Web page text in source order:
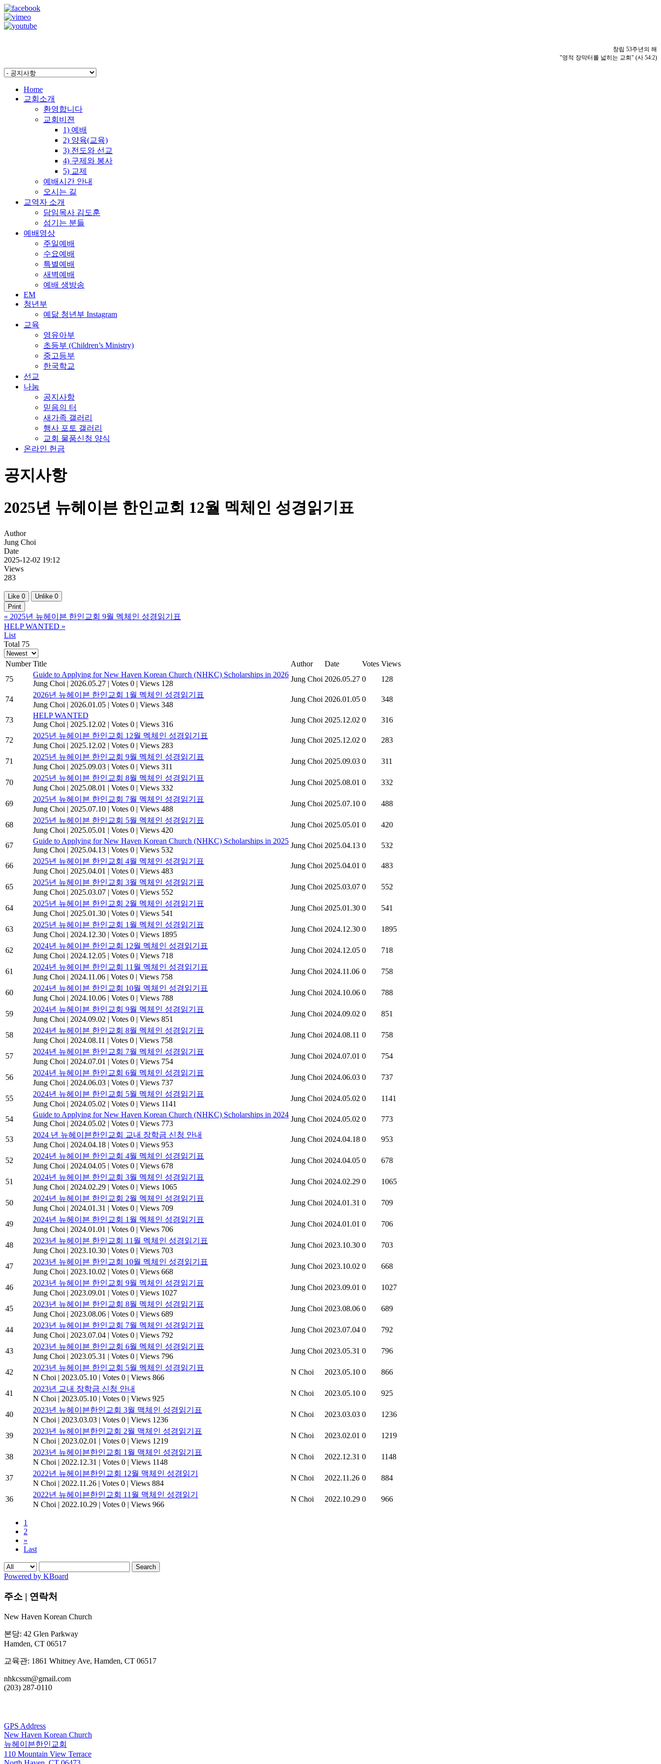
창립 53주년의 해
"영적 장막터를 넓히는 교회" (사 54:2)
Home
교회소개
환영합니다
교회비젼
1) 예배
2) 양육(교육)
3) 전도와 선교
4) 구제와 봉사
5) 교제
예배시간 안내
오시는 길
교역자 소개
담임목사 김도훈
섬기는 분들
예배영상
주일예배
수요예배
특별예배
새벽예배
예배 생방송
EM
청년부
예닮 청년부 Instagram
교육
영유아부
초등부 (Children’s Ministry)
중고등부
한국학교
선교
나눔
공지사항
믿음의 터
새가족 갤러리
행사 포토 갤러리
교회 물품신청 양식
온라인 헌금
공지사항
2025년 뉴헤이븐 한인교회 12월 멕체인 성경읽기표
Author
Jung Choi
Date
2025-12-02 19:12
Views
283
Like 0 Unlike 0
Print
« 2025년 뉴헤이븐 한인교회 9월 멕체인 성경읽기표
HELP WANTED »
List
Total 75
Number Title Author Date Votes Views
75
Guide to Applying for New Haven Korean Church (NHKC) Scholarships in 2026
Jung Choi | 2026.05.27 | Votes 0 | Views 128
Jung Choi 2026.05.27 0 128
74
2026년 뉴헤이븐 한인교회 1월 멕체인 성경읽기표
Jung Choi | 2026.01.05 | Votes 0 | Views 348
Jung Choi 2026.01.05 0 348
73
HELP WANTED
Jung Choi | 2025.12.02 | Votes 0 | Views 316
Jung Choi 2025.12.02 0 316
72
2025년 뉴헤이븐 한인교회 12월 멕체인 성경읽기표
Jung Choi | 2025.12.02 | Votes 0 | Views 283
Jung Choi 2025.12.02 0 283
71
2025년 뉴헤이븐 한인교회 9월 멕체인 성경읽기표
Jung Choi | 2025.09.03 | Votes 0 | Views 311
Jung Choi 2025.09.03 0 311
70
2025년 뉴헤이븐 한인교회 8월 멕체인 성경읽기표
Jung Choi | 2025.08.01 | Votes 0 | Views 332
Jung Choi 2025.08.01 0 332
69
2025년 뉴헤이븐 한인교회 7월 멕체인 성경읽기표
Jung Choi | 2025.07.10 | Votes 0 | Views 488
Jung Choi 2025.07.10 0 488
68
2025년 뉴헤이븐 한인교회 5월 멕체인 성경읽기표
Jung Choi | 2025.05.01 | Votes 0 | Views 420
Jung Choi 2025.05.01 0 420
67
Guide to Applying for New Haven Korean Church (NHKC) Scholarships in 2025
Jung Choi | 2025.04.13 | Votes 0 | Views 532
Jung Choi 2025.04.13 0 532
66
2025년 뉴헤이븐 한인교회 4월 멕체인 성경읽기표
Jung Choi | 2025.04.01 | Votes 0 | Views 483
Jung Choi 2025.04.01 0 483
65
2025년 뉴헤이븐 한인교회 3월 멕체인 성경읽기표
Jung Choi | 2025.03.07 | Votes 0 | Views 552
Jung Choi 2025.03.07 0 552
64
2025년 뉴헤이븐 한인교회 2월 멕체인 성경읽기표
Jung Choi | 2025.01.30 | Votes 0 | Views 541
Jung Choi 2025.01.30 0 541
63
2025년 뉴헤이븐 한인교회 1월 멕체인 성경읽기표
Jung Choi | 2024.12.30 | Votes 0 | Views 1895
Jung Choi 2024.12.30 0 1895
62
2024년 뉴헤이븐 한인교회 12월 멕체인 성경읽기표
Jung Choi | 2024.12.05 | Votes 0 | Views 718
Jung Choi 2024.12.05 0 718
61
2024년 뉴헤이븐 한인교회 11월 멕체인 성경읽기표
Jung Choi | 2024.11.06 | Votes 0 | Views 758
Jung Choi 2024.11.06 0 758
60
2024년 뉴헤이븐 한인교회 10월 멕체인 성경읽기표
Jung Choi | 2024.10.06 | Votes 0 | Views 788
Jung Choi 2024.10.06 0 788
59
2024년 뉴헤이븐 한인교회 9월 멕체인 성경읽기표
Jung Choi | 2024.09.02 | Votes 0 | Views 851
Jung Choi 2024.09.02 0 851
58
2024년 뉴헤이븐 한인교회 8월 멕체인 성경읽기표
Jung Choi | 2024.08.11 | Votes 0 | Views 758
Jung Choi 2024.08.11 0 758
57
2024년 뉴헤이븐 한인교회 7월 멕체인 성경읽기표
Jung Choi | 2024.07.01 | Votes 0 | Views 754
Jung Choi 2024.07.01 0 754
56
2024년 뉴헤이븐 한인교회 6월 멕체인 성경읽기표
Jung Choi | 2024.06.03 | Votes 0 | Views 737
Jung Choi 2024.06.03 0 737
55
2024년 뉴헤이븐 한인교회 5월 멕체인 성경읽기표
Jung Choi | 2024.05.02 | Votes 0 | Views 1141
Jung Choi 2024.05.02 0 1141
54
Guide to Applying for New Haven Korean Church (NHKC) Scholarships in 2024
Jung Choi | 2024.05.02 | Votes 0 | Views 773
Jung Choi 2024.05.02 0 773
53
2024 년 뉴헤이븐한인교회 교내 장학금 신청 안내
Jung Choi | 2024.04.18 | Votes 0 | Views 953
Jung Choi 2024.04.18 0 953
52
2024년 뉴헤이븐 한인교회 4월 멕체인 성경읽기표
Jung Choi | 2024.04.05 | Votes 0 | Views 678
Jung Choi 2024.04.05 0 678
51
2024년 뉴헤이븐 한인교회 3월 멕체인 성경읽기표
Jung Choi | 2024.02.29 | Votes 0 | Views 1065
Jung Choi 2024.02.29 0 1065
50
2024년 뉴헤이븐 한인교회 2월 멕체인 성경읽기표
Jung Choi | 2024.01.31 | Votes 0 | Views 709
Jung Choi 2024.01.31 0 709
49
2024년 뉴헤이븐 한인교회 1월 멕체인 성경읽기표
Jung Choi | 2024.01.01 | Votes 0 | Views 706
Jung Choi 2024.01.01 0 706
48
2023년 뉴헤이븐 한인교회 11월 멕체인 성경읽기표
Jung Choi | 2023.10.30 | Votes 0 | Views 703
Jung Choi 2023.10.30 0 703
47
2023년 뉴헤이븐 한인교회 10월 멕체인 성경읽기표
Jung Choi | 2023.10.02 | Votes 0 | Views 668
Jung Choi 2023.10.02 0 668
46
2023년 뉴헤이븐 한인교회 9월 멕체인 성경읽기표
Jung Choi | 2023.09.01 | Votes 0 | Views 1027
Jung Choi 2023.09.01 0 1027
45
2023년 뉴헤이븐 한인교회 8월 멕체인 성경읽기표
Jung Choi | 2023.08.06 | Votes 0 | Views 689
Jung Choi 2023.08.06 0 689
44
2023년 뉴헤이븐 한인교회 7월 멕체인 성경읽기표
Jung Choi | 2023.07.04 | Votes 0 | Views 792
Jung Choi 2023.07.04 0 792
43
2023년 뉴헤이븐 한인교회 6월 멕체인 성경읽기표
Jung Choi | 2023.05.31 | Votes 0 | Views 796
Jung Choi 2023.05.31 0 796
42
2023년 뉴헤이븐 한인교회 5월 멕체인 성경읽기표
N Choi | 2023.05.10 | Votes 0 | Views 866
N Choi 2023.05.10 0 866
41
2023년 교내 장학금 신청 안내
N Choi | 2023.05.10 | Votes 0 | Views 925
N Choi 2023.05.10 0 925
40
2023년 뉴헤이븐한인교회 3월 맥체인 성경읽기표
N Choi | 2023.03.03 | Votes 0 | Views 1236
N Choi 2023.03.03 0 1236
39
2023년 뉴헤이븐한인교회 2월 맥체인 성경읽기표
N Choi | 2023.02.01 | Votes 0 | Views 1219
N Choi 2023.02.01 0 1219
38
2023년 뉴헤이븐한인교회 1월 맥체인 성경읽기표
N Choi | 2022.12.31 | Votes 0 | Views 1148
N Choi 2022.12.31 0 1148
37
2022년 뉴헤이븐한인교회 12월 맥체인 성경읽기
N Choi | 2022.11.26 | Votes 0 | Views 884
N Choi 2022.11.26 0 884
36
2022년 뉴헤이븐한인교회 11월 맥체인 성경읽기
N Choi | 2022.10.29 | Votes 0 | Views 966
N Choi 2022.10.29 0 966
1
2
»
Last
Search
Powered by KBoard
주소 | 연락처
New Haven Korean Church
본당: 42 Glen Parkway
Hamden, CT 06517
교육관: 1861 Whitney Ave, Hamden, CT 06517
nhkcssm@gmail.com
(203) 287-0110
GPS Address
New Haven Korean Church
뉴헤이븐한인교회
110 Mountain View Terrace